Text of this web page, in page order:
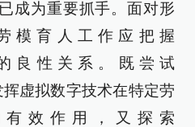
成为重要抓手。面对形
模育人工作应把握
良性关系。既尝试
挥虚拟数字技术在特定劳
效作用，又探索